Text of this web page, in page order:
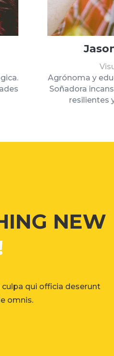
Agrónoma y
Soñadora
resilientes
NEW
qui officia deserunt
omnis.